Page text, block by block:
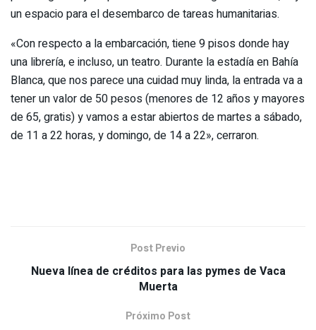
un espacio para el desembarco de tareas humanitarias.
«Con respecto a la embarcación, tiene 9 pisos donde hay
una librería, e incluso, un teatro. Durante la estadía en Bahía
Blanca, que nos parece una cuidad muy linda, la entrada va a
tener un valor de 50 pesos (menores de 12 años y mayores
de 65, gratis) y vamos a estar abiertos de martes a sábado,
de 11 a 22 horas, y domingo, de 14 a 22», cerraron.
Post Previo
Nueva línea de créditos para las pymes de Vaca
Muerta
Próximo Post